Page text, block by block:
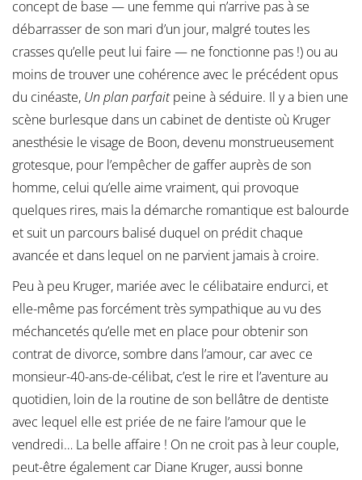
concept de base — une femme qui n’arrive pas à se
débarrasser de son mari d’un jour, malgré toutes les
crasses qu’elle peut lui faire — ne fonctionne pas !) ou au
moins de trouver une cohérence avec le précédent opus
du cinéaste, Un plan parfaitpeine à séduire. Il y a bien une
scène burlesque dans un cabinet de dentiste où Kruger
anesthésie le visage de Boon, devenu monstrueusement
grotesque, pour l’empêcher de gaffer auprès de son
homme, celui qu’elle aime vraiment, qui provoque
quelques rires, mais la démarche romantique est balourde
et suit un parcours balisé duquel on prédit chaque
avancée et dans lequel on ne parvient jamais à croire.
Peu à peu Kruger, mariée avec le célibataire endurci, et
elle-même pas forcément très sympathique au vu des
méchancetés qu’elle met en place pour obtenir son
contrat de divorce, sombre dans l’amour, car avec ce
monsieur-40-ans-de-célibat, c’est le rire et l’aventure au
quotidien, loin de la routine de son bellâtre de dentiste
avec lequel elle est priée de ne faire l’amour que le
vendredi… La belle affaire ! On ne croit pas à leur couple,
peut-être également car Diane Kruger, aussi bonne